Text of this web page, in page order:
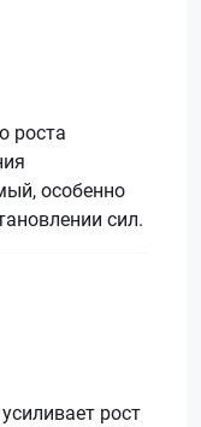
роста
особенно
сил.
рост